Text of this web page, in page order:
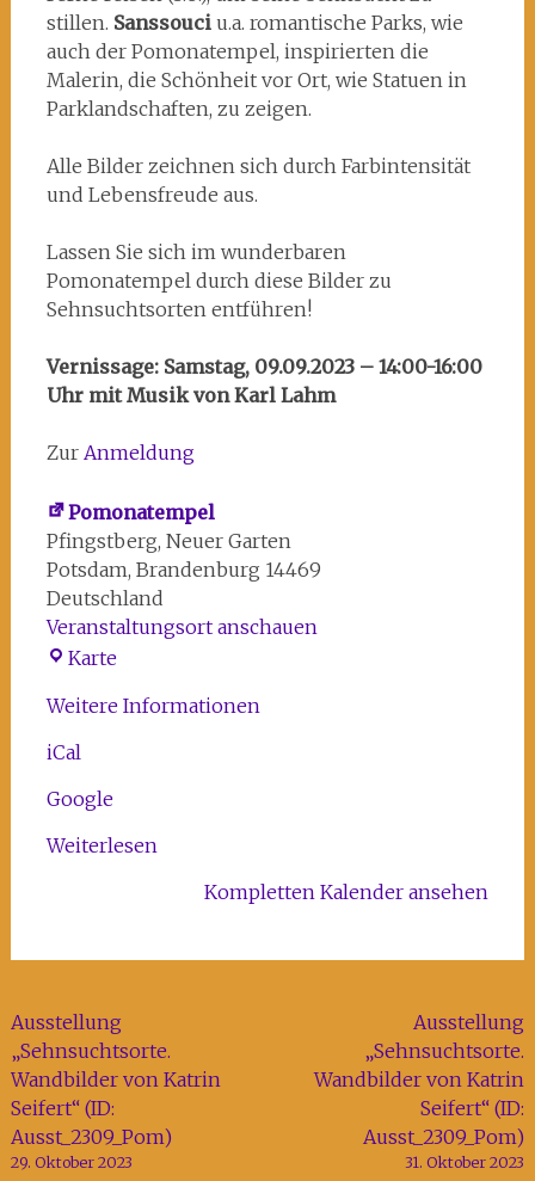
stillen. Sanssouciu.a. romantische Parks, wie
auch der Pomonatempel, inspirierten die
Malerin, die Schönheit vor Ort, wie Statuen in
Parklandschaften, zu zeigen.
Alle Bilder zeichnen sich durch Farbintensität
und Lebensfreude aus.
Lassen Sie sich im wunderbaren
Pomonatempel durch diese Bilder zu
Sehnsuchtsorten entführen!
Vernissage: Samstag, 09.09.2023 – 14:00-16:00
Uhr mit Musik von Karl Lahm
Zur Anmeldung
Pomonatempel
Pfingstberg Neuer Garten
Potsdam, Brandenburg 14469
Deutschland
Veranstaltungsort anschauen
KartePomonatempel
Weitere Informationen
iCal
Google
Weiterlesen
Kompletten Kalender ansehen
Beitragsnavigation
Ausstellung
„Sehnsuchtsorte.
Wandbilder von Katrin
Seifert“ (ID:
Ausst_2309_Pom)
29. Oktober 2023
Ausstellung
„Sehnsuchtsorte.
Wandbilder von Katrin
Seifert“ (ID:
Ausst_2309_Pom)
31. Oktober 2023